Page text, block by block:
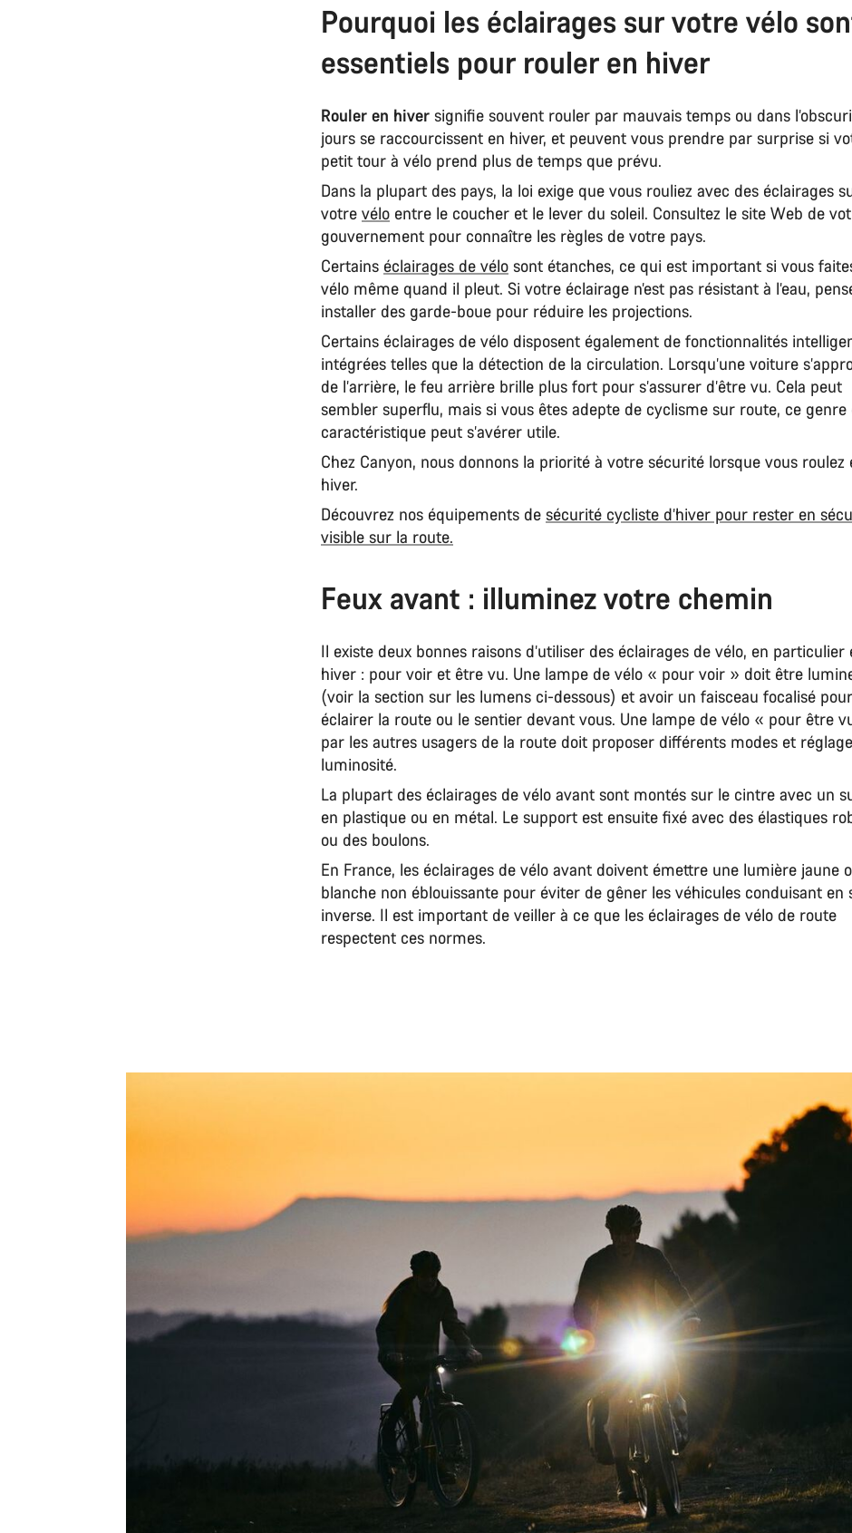
Pourquoi les éclairages sur votre vélo
essentiels pour rouler en hiver
Rouler en hiver signifie souvent rouler par mauvais temps ou dans
jours se raccourcissent en hiver, et peuvent vous prendre par surprise si
petit tour à vélo prend plus de temps que prévu.
Dans la plupart des pays, la loi exige que vous rouliez avec des éclairages
votre vélo entre le coucher et le lever du soleil. Consultez le site Web de
gouvernement pour connaître les règles de votre pays.
Certains éclairages de vélo sont étanches, ce qui est important si vous
vélo même quand il pleut. Si votre éclairage n’est pas résistant à l’eau,
installer des garde-boue pour réduire les projections.
Certains éclairages de vélo disposent également de fonctionnalités
intégrées telles que la détection de la circulation. Lorsqu’une voiture
de l’arrière, le feu arrière brille plus fort pour s’assurer d’être vu. Cela peut
sembler superflu, mais si vous êtes adepte de cyclisme sur route, ce genre
caractéristique peut s’avérer utile.
Chez Canyon, nous donnons la priorité à votre sécurité lorsque vous roulez
hiver.
Découvrez nos équipements de sécurité cycliste d’hiver pour rester en
visible sur la route.
Feux avant : illuminez votre chemin
Il existe deux bonnes raisons d’utiliser des éclairages de vélo, en particulier
hiver : pour voir et être vu. Une lampe de vélo « pour voir » doit être
(voir la section sur les lumens ci-dessous) et avoir un faisceau focalisé pour
éclairer la route ou le sentier devant vous. Une lampe de vélo « pour être
par les autres usagers de la route doit proposer différents modes et
luminosité.
La plupart des éclairages de vélo avant sont montés sur le cintre avec un
en plastique ou en métal. Le support est ensuite fixé avec des élastiques
ou des boulons.
En France, les éclairages de vélo avant doivent émettre une lumière jaune
blanche non éblouissante pour éviter de gêner les véhicules conduisant en
inverse. Il est important de veiller à ce que les éclairages de vélo de route
respectent ces normes.